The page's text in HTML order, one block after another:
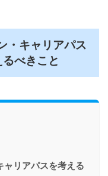
・キャリアパス
べきこと
ャリアパスを考える